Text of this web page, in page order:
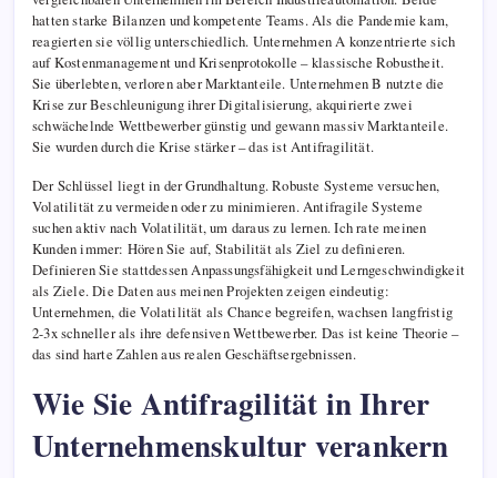
hatten starke Bilanzen und kompetente Teams. Als die Pandemie kam,
reagierten sie völlig unterschiedlich. Unternehmen A konzentrierte sich
auf Kostenmanagement und Krisenprotokolle – klassische Robustheit.
Sie überlebten, verloren aber Marktanteile. Unternehmen B nutzte die
Krise zur Beschleunigung ihrer Digitalisierung, akquirierte zwei
schwächelnde Wettbewerber günstig und gewann massiv Marktanteile.
Sie wurden durch die Krise stärker – das ist Antifragilität.
Der Schlüssel liegt in der Grundhaltung. Robuste Systeme versuchen,
Volatilität zu vermeiden oder zu minimieren. Antifragile Systeme
suchen aktiv nach Volatilität, um daraus zu lernen. Ich rate meinen
Kunden immer: Hören Sie auf, Stabilität als Ziel zu definieren.
Definieren Sie stattdessen Anpassungsfähigkeit und Lerngeschwindigkeit
als Ziele. Die Daten aus meinen Projekten zeigen eindeutig:
Unternehmen, die Volatilität als Chance begreifen, wachsen langfristig
2-3x schneller als ihre defensiven Wettbewerber. Das ist keine Theorie –
das sind harte Zahlen aus realen Geschäftsergebnissen.
Wie Sie Antifragilität in Ihrer
Unternehmenskultur verankern